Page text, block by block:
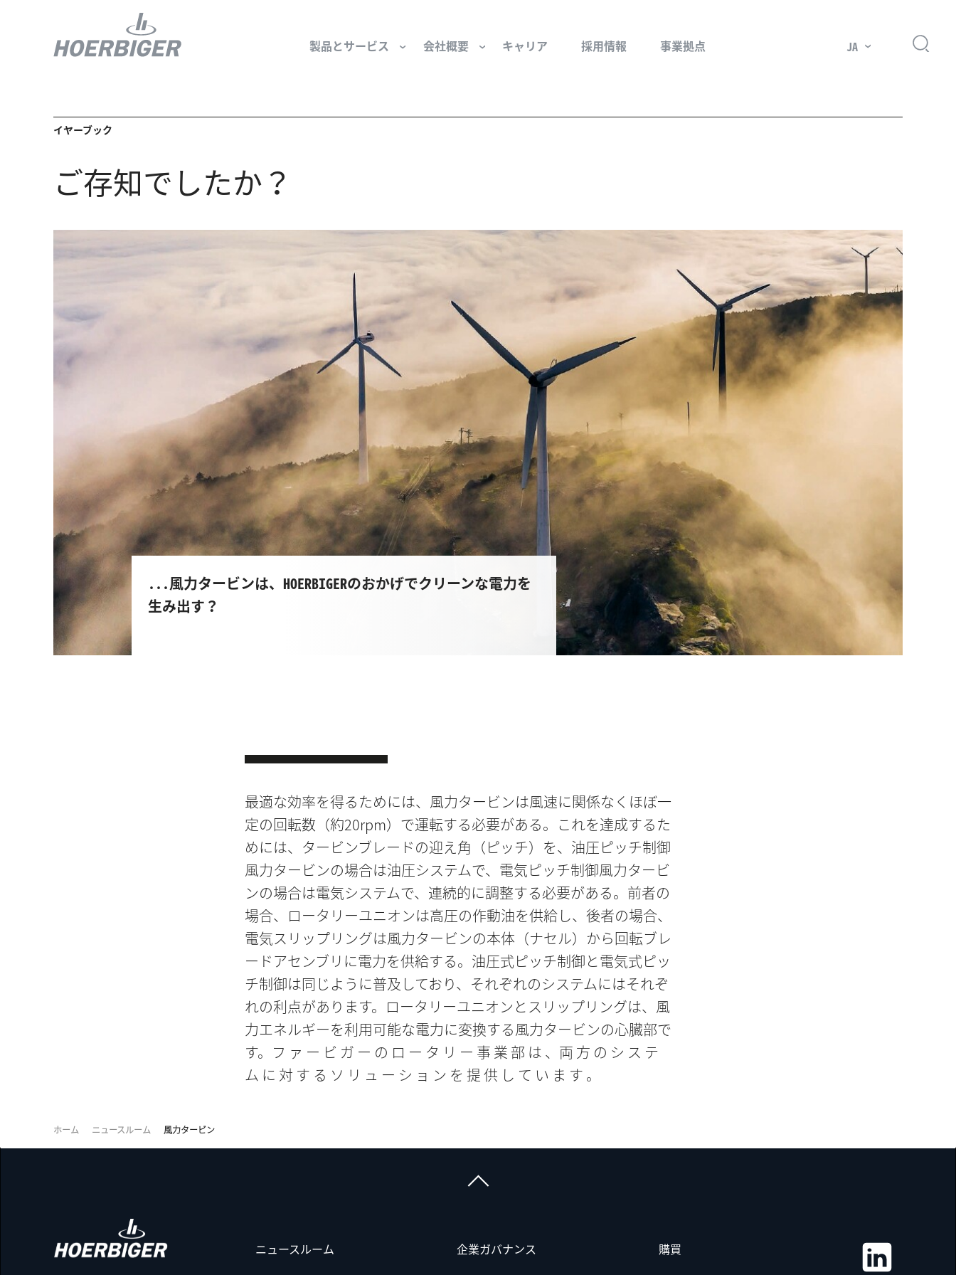
製品とサービス
水素産業向けコンポーネント
回転ユニオンとスリップリング
ガスエンジン用部品
会社概要
サステナビリティ
私たちの原点
キャリア 採用情報 事業拠点 JA
イヤーブック
ご存知でしたか？
...風力タービンは、HOERBIGERのおかげでクリーンな電力を
生み出す？
最適な効率を得るためには、風力タービンは風速に関係なくほぼ一
定の回転数（約20rpm）で運転する必要がある。これを達成するた
めには、タービンブレードの迎え角（ピッチ）を、油圧ピッチ制御
風力タービンの場合は油圧システムで、電気ピッチ制御風力タービ
ンの場合は電気システムで、連続的に調整する必要がある。前者の
場合、ロータリーユニオンは高圧の作動油を供給し、後者の場合、
電気スリップリングは風力タービンの本体（ナセル）から回転ブレ
ードアセンブリに電力を供給する。油圧式ピッチ制御と電気式ピッ
チ制御は同じように普及しており、それぞれのシステムにはそれぞ
れの利点があります。ロータリーユニオンとスリップリングは、風
力エネルギーを利用可能な電力に変換する風力タービンの心臓部で
す。フ ァ ー ビ ガ ー の ロ ー タ リ ー 事 業 部 は 、両 方 の シ ス テ
ム に 対 す る ソ リ ュ ー シ ョ ン を 提 供 し て い ま す 。
ホーム ニュースルーム 風力タービン
ニュースルーム
企業ガバナンス
購買